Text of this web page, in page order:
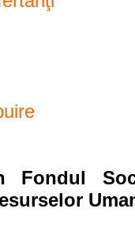
Fondul